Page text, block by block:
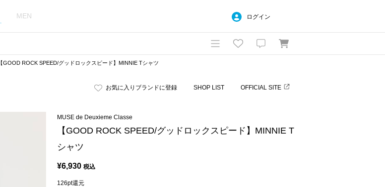
MEN ログイン
【GOOD ROCK SPEED/グッドロックスピード】MINNIE Tシャツ
お気に入りブランドに登録 SHOP LIST OFFICIAL SITE
MUSE de Deuxieme Classe
【GOOD ROCK SPEED/グッドロックスピード】MINNIE T
シャツ
¥6,930 税込
126pt還元